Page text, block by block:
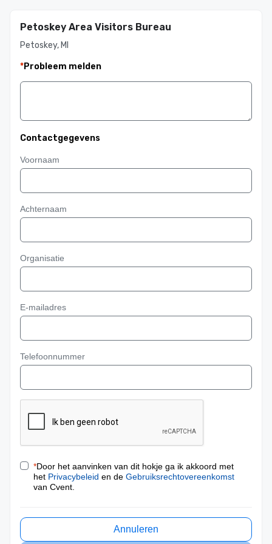
Petoskey Area Visitors Bureau
Petoskey, MI
*Probleem melden
Contactgegevens
Voornaam
Achternaam
Organisatie
E-mailadres
Telefoonnummer
*Door het aanvinken van dit hokje ga ik akkoord met
het Privacybeleid en de Gebruiksrechtovereenkomst
van Cvent.
Annuleren